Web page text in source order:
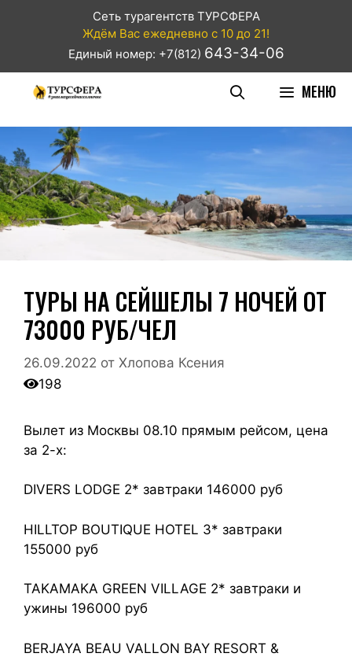
Сеть турагентств ТУРСФЕРА
Ждём Вас ежедневно с 10 до 21!
Единый номер: +7(812) 643-34-06
МЕНЮ
ТУРЫ НА СЕЙШЕЛЫ 7 НОЧЕЙ ОТ
73000 РУБ/ЧЕЛ
26.09.2022 от Хлопова Ксения
198
Вылет из Москвы 08.10 прямым рейсом, цена
за 2-х:
DIVERS LODGE 2* завтраки 146000 руб
HILLTOP BOUTIQUE HOTEL 3* завтраки
155000 руб
TAKAMAKA GREEN VILLAGE 2* завтраки и
ужины 196000 руб
BERJAYA BEAU VALLON BAY RESORT &